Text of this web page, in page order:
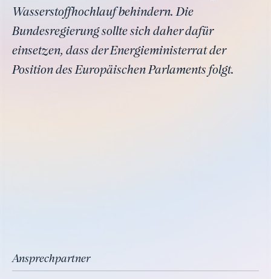
Wasserstoffhochlauf behindern. Die
Bundesregierung sollte sich daher dafür
einsetzen, dass der Energieministerrat der
Position des Europäischen Parlaments folgt.
Ansprechpartner